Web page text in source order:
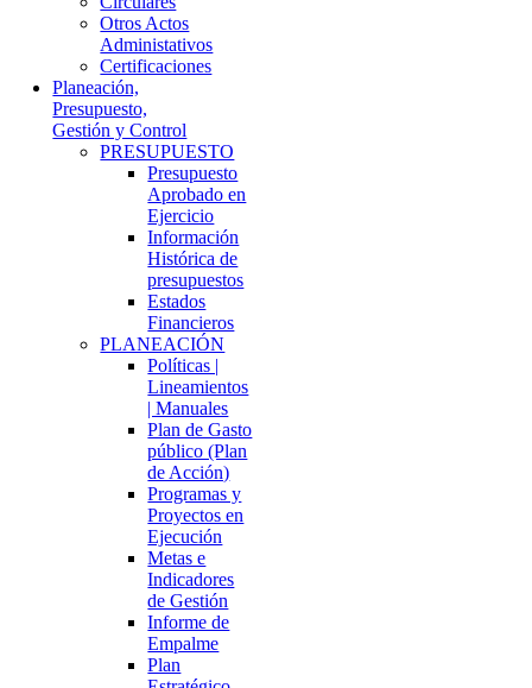
Otros Actos
Administativos
Certificaciones
Planeación,
Presupuesto,
Gestión y Control
PRESUPUESTO
Presupuesto
Aprobado en
Ejercicio
Información
Histórica de
presupuestos
Estados
Financieros
PLANEACIÓN
Políticas |
Lineamientos
| Manuales
Plan de Gasto
público (Plan
de Acción)
Programas y
Proyectos en
Ejecución
Metas e
Indicadores
de Gestión
Informe de
Empalme
Plan